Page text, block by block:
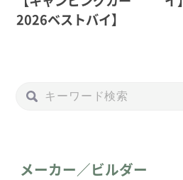
2026ベストバイ】
メーカー／ビルダー